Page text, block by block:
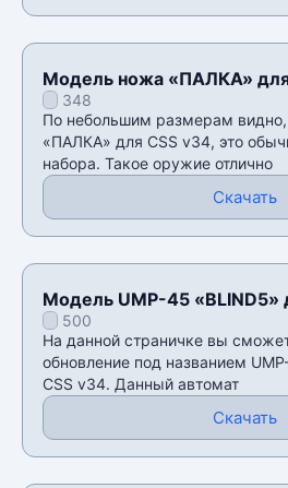
Модель ножа «ПАЛКА»
348
По небольшим размерам
«ПАЛКА» для CSS v34, это
набора. Такое оружие отлично
Скачать
Модель UMP-45 «BLIND5»
500
На данной страничке вы
обновление под названием
CSS v34. Данный автомат
Скачать